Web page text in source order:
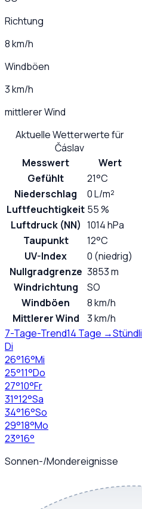
Richtung
8 km/h
Windböen
3 km/h
mittlerer Wind
Aktuelle Wetterwerte für
Čáslav
Messwert
Wert
Gefühlt
21°C
Niederschlag
0 L/m²
Luftfeuchtigkeit 55 %
Luftdruck (NN) 1014 hPa
Taupunkt
12°C
UV-Index
0 (niedrig)
Nullgradgrenze 3853 m
Windrichtung
SO
Windböen
8 km/h
Mittlerer Wind
3 km/h
7-Tage-Trend14 Tage →
Di
26°16°Mi
25°11°Do
27°10°Fr
31°12°Sa
34°16°So
29°18°Mo
23°16°
Sonnen-/Mondereignisse